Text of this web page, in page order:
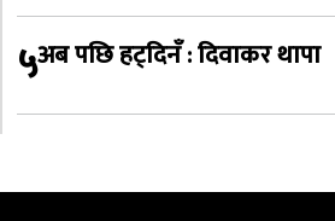
५अब पछि हट्दिनँ : दिवाकर थापा